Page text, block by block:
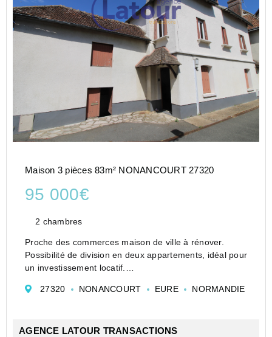
Maison 3 pièces 83m² NONANCOURT 27320
95 000€
2 chambres
Proche des commerces maison de ville à rénover.
Possibilité de division en deux appartements, idéal pour
un investissement locatif.
avec lave-mains.
27320 NONANCOURT EURE NORMANDIE
AGENCE LATOUR TRANSACTIONS